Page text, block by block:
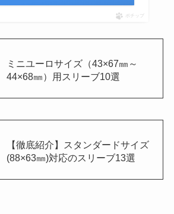
ポチップ
ミニユーロサイズ（43×67㎜～
44×68㎜）用スリーブ10選
【徹底紹介】スタンダードサイズ
(88×63㎜)対応のスリーブ13選